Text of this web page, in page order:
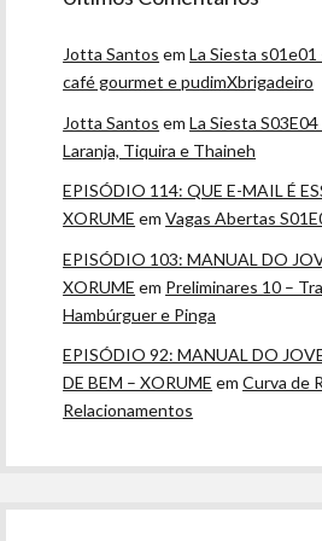
Jotta Santos emLa Siesta s01e01
café gourmet e pudimXbrigadeiro
Jotta Santos emLa Siesta
Laranja, Tiquira e Thaineh
EPISÓDIO 114: QUE E-MAIL É
XORUME emVagas Abertas
EPISÓDIO 103: MANUAL DO
XORUME em Preliminares 10 –
Hambúrguer e Pinga
EPISÓDIO 92: MANUAL DO
DE BEM – XORUME emCurva de
Relacionamentos